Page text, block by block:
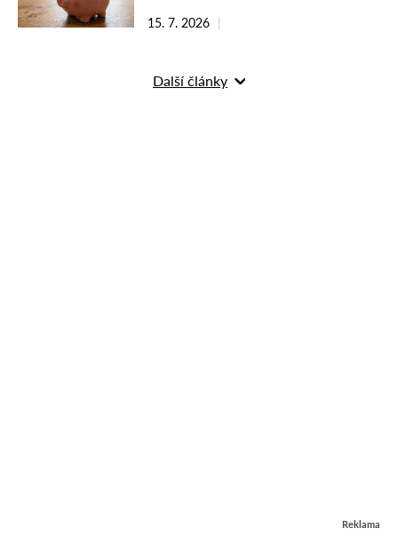
15. 7. 2026
Další články
Reklama